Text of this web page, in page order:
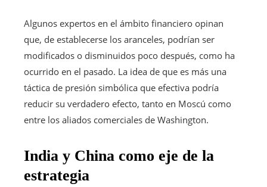
Algunos expertos en el ámbito financiero opinan
que, de establecerse los aranceles, podrían ser
modificados o disminuidos poco después, como ha
ocurrido en el pasado. La idea de que es más una
táctica de presión simbólica que efectiva podría
reducir su verdadero efecto, tanto en Moscú como
entre los aliados comerciales de Washington.
India y China como eje de la
estrategia